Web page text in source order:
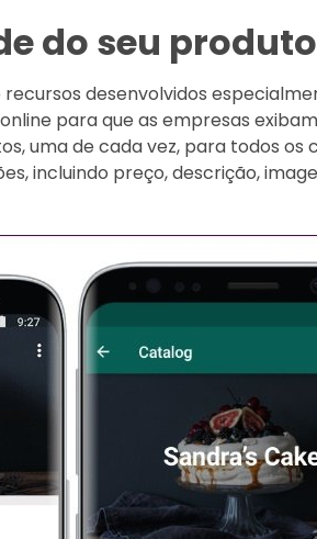
do seu produto
desenvolvidos
para que as empresas
uma de cada vez, para todos os
incluindo preço, descrição,